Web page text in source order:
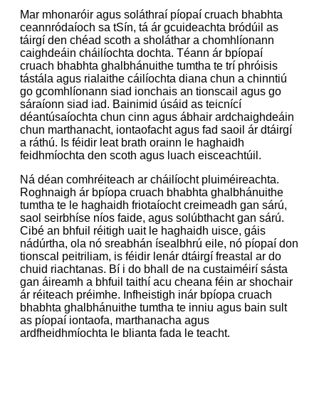
Mar mhonaróir agus soláthraí píopaí cruach bhabhta
ceannródaíoch sa tSín, tá ár gcuideachta bródúil as
táirgí den chéad scoth a sholáthar a chomhlíonann
caighdeáin cháilíochta dochta. Téann ár bpíopaí
cruach bhabhta ghalbhánuithe tumtha te trí phróisis
tástála agus rialaithe cáilíochta diana chun a chinntiú
go gcomhlíonann siad ionchais an tionscail agus go
sáraíonn siad iad. Bainimid úsáid as teicnící
déantúsaíochta chun cinn agus ábhair ardchaighdeáin
chun marthanacht, iontaofacht agus fad saoil ár dtáirgí
a ráthú. Is féidir leat brath orainn le haghaidh
feidhmíochta den scoth agus luach eisceachtúil.
Ná déan comhréiteach ar cháilíocht pluiméireachta.
Roghnaigh ár bpíopa cruach bhabhta ghalbhánuithe
tumtha te le haghaidh friotaíocht creimeadh gan sárú,
saol seirbhíse níos faide, agus solúbthacht gan sárú.
Cibé an bhfuil réitigh uait le haghaidh uisce, gáis
nádúrtha, ola nó sreabhán ísealbhrú eile, nó píopaí don
tionscal peitriliam, is féidir lenár dtáirgí freastal ar do
chuid riachtanas. Bí i do bhall de na custaiméirí sásta
gan áireamh a bhfuil taithí acu cheana féin ar shochair
ár réiteach préimhe. Infheistigh inár bpíopa cruach
bhabhta ghalbhánuithe tumtha te inniu agus bain sult
as píopaí iontaofa, marthanacha agus
ardfheidhmíochta le blianta fada le teacht.